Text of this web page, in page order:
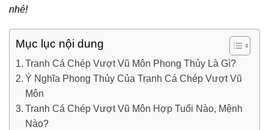
nhé!
Mục lục nội dung
Tranh Cá Chép Vượt Vũ Môn Phong Thủy Là Gì?
Ý Nghĩa Phong Thủy Của Tranh Cá Chép Vượt Vũ
Môn
Tranh Cá Chép Vượt Vũ Môn Hợp Tuổi Nào, Mệnh
Nào?